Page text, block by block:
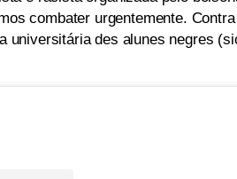
combater urgentemente.
universitária des alunes negres